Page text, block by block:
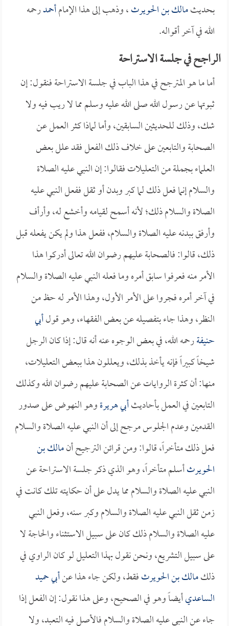
بحديثمالك بن الحويرث، وذهب إلى هذا الإمامأحمدرحمه
الله في آخر أقواله.
الراجح في جلسة الاستراحة
أما ما هو المترجح في هذا الباب في جلسة الاستراحة فنقول: إن
ثبوتها عن رسول الله صلى الله عليه وسلم مما لا ريب فيه ولا
شك، وذلك للحديثين السابقين، وأما لماذا كثر العمل عن
الصحابة والتابعين على خلاف ذلك الفعل فقد علل بعض
العلماء بجملة من التعليلات فقالوا: إن النبي عليه الصلاة
والسلام إنما فعل ذلك لما كبر وبدن أو ثقل ففعل النبي عليه
الصلاة والسلام ذلك؛ لأنه أسمح لقيامه وأخشع له، وأرأف
وأرفق ببدنه عليه الصلاة والسلام، ففعل هذا ولم يكن يفعله قبل
ذلك، قالوا: فالصحابة عليهم رضوان الله تعالى أدركوا هذا
الأمر منه فعرفوا سابق أمره وما فعله النبي عليه الصلاة والسلام
في آخر أمره فجروا على الأمر الأول، وهذا الأمر له حظ من
النظر، وهذا جاء بتفصيله عن بعض الفقهاء، وهو قولأبي
حنيفةرحمه الله، في بعض الوجوه عنه أنه قال: إذا كان الرجل
شيخاً كبيراً فإنه يأخذ بذلك، ويعللون هذا ببعض التعليلات،
منها: أن كثرة الروايات عن الصحابة عليهم رضوان الله وكذلك
التابعين في العمل بأحاديثأبي هريرةوهو النهوض على صدور
القدمين وعدم الجلوس مرجح إلى أن النبي عليه الصلاة والسلام
فعل ذلك متأخراً، قالوا: ومن قرائن الترجيح أنمالك بن
الحويرثأسلم متأخراً، وهو الذي ذكر جلسة الاستراحة عن
النبي عليه الصلاة والسلام مما يدل على أن حكايته تلك كانت في
زمن ثقل النبي عليه الصلاة والسلام وكبر سنه، وفعل النبي
عليه الصلاة والسلام ذلك كان على سبيل الاستثناء والحاجة لا
على سبيل التشريع، ونحن نقول بهذا التعليل لو كان الراوي في
ذلكمالك بن الحويرثفقط، ولكن جاء هذا عنأبي حميد
الساعديأيضاً وهو في الصحيح، وعلى هذا نقول: إن الفعل إذا
جاء عن النبي عليه الصلاة والسلام فالأصل فيه التعبد، ولا